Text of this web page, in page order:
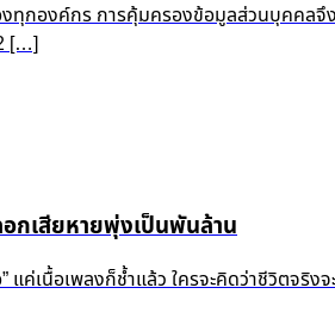
องค์กร การคุ้มครองข้อมูลส่วนบุคคลจึง
[…]
กเสียหายพุ่งเป็นพันล้าน
แค่เนื้อเพลงก็ช้ำแล้ว ใครจะคิดว่าชีวิต